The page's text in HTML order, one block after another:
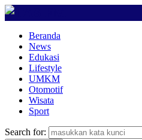
Beranda
News
Edukasi
Lifestyle
UMKM
Otomotif
Wisata
Sport
Search for: